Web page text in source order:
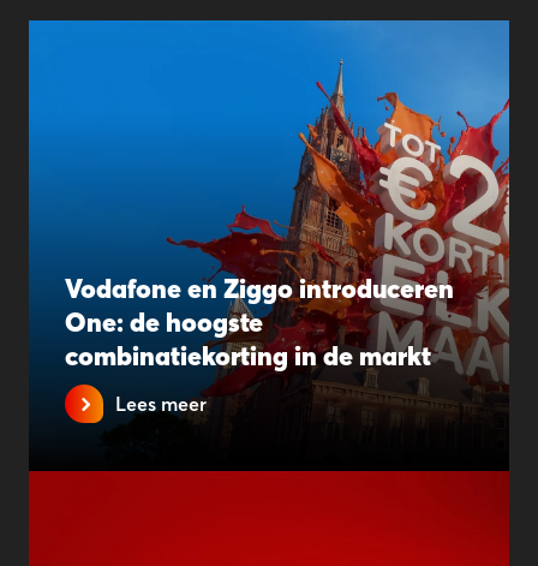
Vodafone en Ziggo introduceren
One: de hoogste
combinatiekorting in de markt
Lees meer